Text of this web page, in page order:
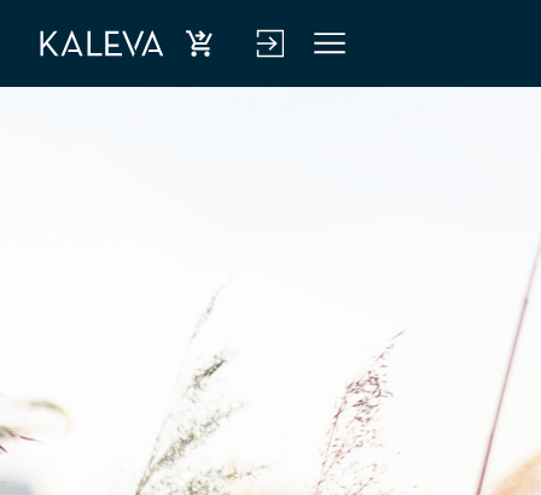
Ost
a
Kirj
aud
Vali
kko